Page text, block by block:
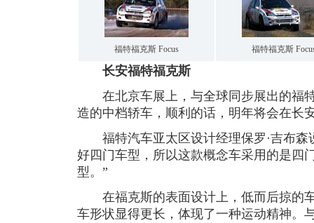
福特福克斯 Focus 福特福克斯
长安福特福克斯
在北京车展上，与全球同步展出的福
造的中档轿车，顺利的话，明年将会在长
福特汽车亚太区设计经理保罗·吉布森
好四门车型，所以这款概念车采用的是四
型。”
在福克斯的表面设计上，低而后掠的
车形状显得更长，体现了一种运动精神。